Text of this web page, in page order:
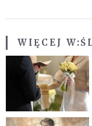
WIĘCEJ W: